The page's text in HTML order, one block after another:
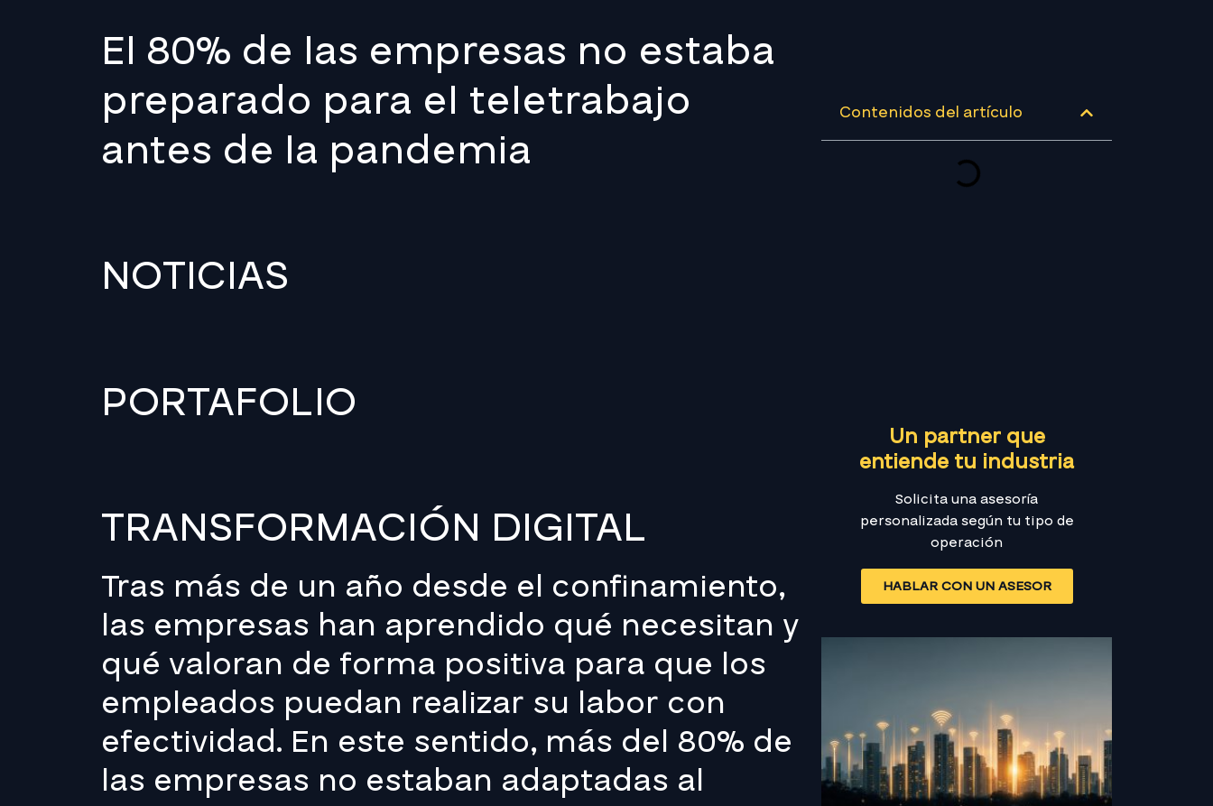
El 80% de las empresas no estaba
preparado para el teletrabajo
antes de la pandemia
NOTICIAS
PORTAFOLIO
TRANSFORMACIÓN DIGITAL
Tras más de un año desde el confinamiento,
las empresas han aprendido qué necesitan y
qué valoran de forma positiva para que los
empleados puedan realizar su labor con
efectividad. En este sentido, más del 80% de
las empresas no estaban adaptadas al
Contenidos del artículo
Un partner que
entiende tu industria
Solicita una asesoría
personalizada según tu tipo de
operación
HABLAR CON UN ASESOR